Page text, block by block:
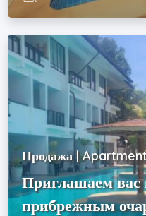
Продажа |
Приглашаем вас
прибрежным